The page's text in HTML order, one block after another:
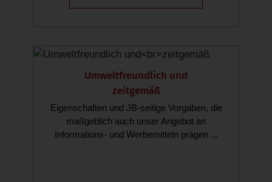
Umweltfreundlich und
zeitgemäß
Eigenschaften und JB-seitige Vorgaben, die
maßgeblich auch unser Angebot an
Informations- und Werbemitteln prägen ...